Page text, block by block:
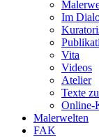
Im
Vita
Videos
Atelier
Texte
Online-
Malerwelten
FAK